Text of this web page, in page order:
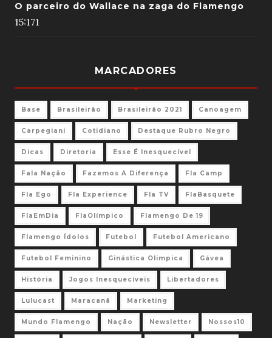
O parceiro do Wallace na zaga do Flamengo
15:171
MARCADORES
Base Brasileirão Brasileirão 2021 Canoagem
Carpegiani Cotidiano Destaque Rubro Negro
Dicas Diretoria Esse É Inesquecível
Fala Nação Fazemos A Diferença Fla Camp
Fla Ego Fla Experience Fla TV FlaBasquete
FlaEmDia FlaOlímpico Flamengo De 19
Flamengo Ídolos Futebol Futebol Americano
Futebol Feminino Ginástica Olimpica Gávea
História Jogos Inesquecíveis Libertadores
Lulucast Maracanã Marketing
Mundo Flamengo Nação Newsletter Nossos10